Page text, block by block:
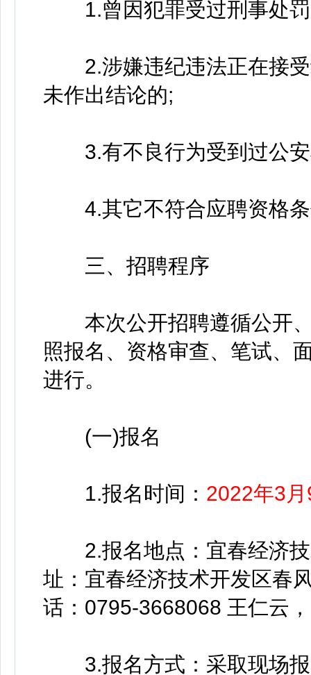
1.曾因犯罪受过刑事处
2.涉嫌违纪违法正在接受
未作出结论的;
3.有不良行为受到过公安
4.其它不符合应聘资格条
三、招聘程序
本次公开招聘遵循公开、
照报名、资格审查、笔试、
进行。
(一)报名
1.报名时间： 2022年3
2.报名地点：宜春经济技
址：宜春经济技术开发区春
话：0795-3668068 王仁云
3.报名方式：采取现场报